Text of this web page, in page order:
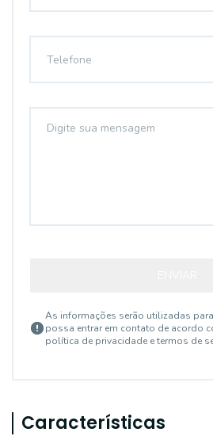
As informações serão utilizadas
possa entrar em contato de acordo
política de privacidade e termos de
Características